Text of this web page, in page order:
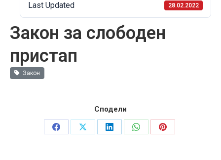
Last Updated 28.02.2022
Закон за слободен
пристап
Закон
Сподели
Share
Share
Share
Share
Share